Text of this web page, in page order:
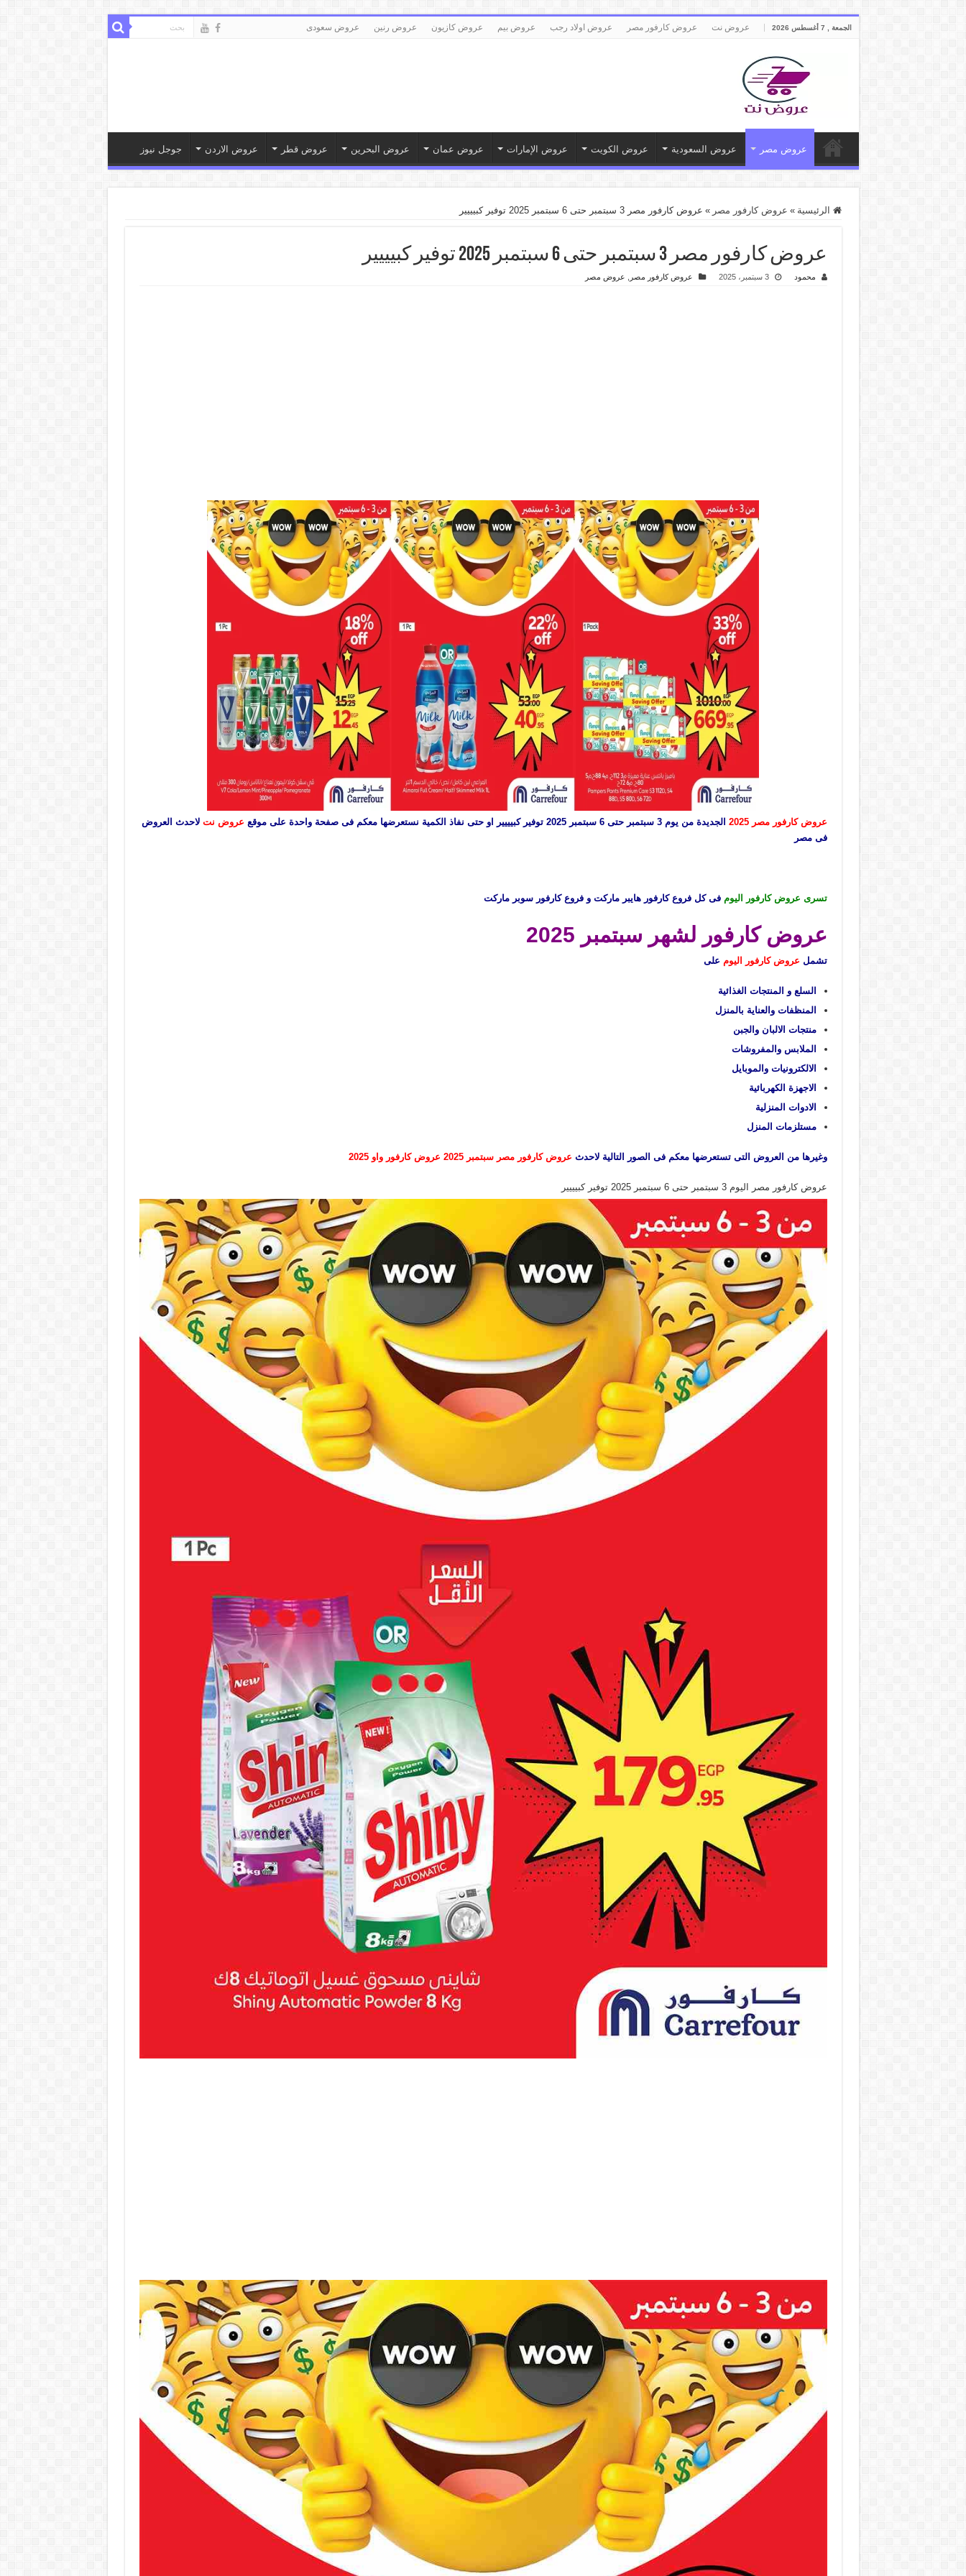
الجمعة , 7 أغسطس 2026 عروض نت عروض كارفور مصر عروض اولاد رجب عروض بيم عروض كازيون عروض رنين عروض سعودى
عروض مصر عروض السعودية عروض الكويت عروض الإمارات عروض عمان عروض البحرين عروض قطر عروض الاردن جوجل نيوز
الرئيسية » عروض كارفور مصر » عروض كارفور مصر 3 سبتمبر حتى 6 سبتمبر 2025 توفير كبيييير
عروض كارفور مصر 3 سبتمبر حتى 6 سبتمبر 2025 توفير كبيييير
محمود 3 سبتمبر، 2025 عروض كارفور مصر عروض مصر
عروض كارفور مصر 2025 الجديدة من يوم 3 سبتمبر حتى 6 سبتمبر 2025 توفير كبيييير او حتى نفاذ الكمية نستعرضها معكم فى صفحة واحدة على موقع عروض نت لاحدث العروض
فى مصر
تسرى عروض كارفور اليوم فى كل فروع كارفور هايبر ماركت و فروع كارفور سوبر ماركت
عروض كارفور لشهر سبتمبر 2025
تشمل عروض كارفور اليوم على
السلع و المنتجات الغذائية
المنظفات والعناية بالمنزل
منتجات الالبان والجبن
الملابس والمفروشات
الالكترونيات والموبايل
الاجهزة الكهربائية
الادوات المنزلية
مستلزمات المنزل
وغيرها من العروض التى تستعرضها معكم فى الصور التالية لاحدث عروض كارفور مصر سبتمبر 2025 عروض كارفور واو 2025
عروض كارفور مصر اليوم 3 سبتمبر حتى 6 سبتمبر 2025 توفير كبيييير